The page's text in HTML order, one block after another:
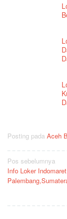
Posting pada Aceh
Navigasi
pos
Pos sebelumnya
Info Loker